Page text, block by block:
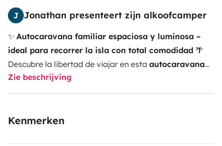
J Jonathan presenteert zijn alkoofcamper
✨ Autocaravana familiar espaciosa y luminosa –
ideal para recorrer la isla con total comodidad 🌴
Descubre la libertad de viajar en esta autocaravana
amplia y confortable para hasta 7 personas
perfecta para familias o grupos. Dispone de2
la capuchinay
Zie beschrijving
Kenmerken